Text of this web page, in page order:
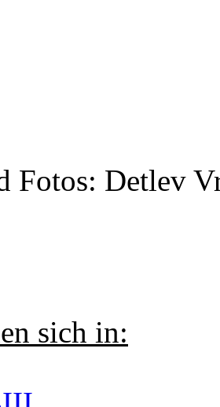
Fotos: Detlev
sich in: